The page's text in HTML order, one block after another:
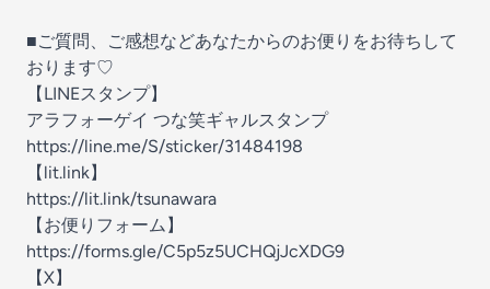
■ご質問、ご感想などあなたからのお便りをお待ちして
おります♡
【LINEスタンプ】
アラフォーゲイ つな笑ギャルスタンプ
⁠⁠⁠⁠⁠⁠⁠⁠⁠⁠⁠⁠https://line.me/S/sticker/31484198⁠⁠⁠⁠⁠⁠⁠⁠⁠⁠⁠⁠
【lit.link】
⁠⁠⁠⁠⁠⁠⁠⁠⁠⁠⁠⁠https://lit.link/tsunawara⁠⁠⁠⁠⁠⁠⁠⁠⁠⁠⁠⁠
【お便りフォーム】
⁠⁠⁠⁠⁠⁠⁠⁠⁠⁠⁠⁠https://forms.gle/C5p5z5UCHQjJcXDG9⁠⁠⁠⁠⁠⁠⁠⁠⁠⁠⁠⁠
【X】